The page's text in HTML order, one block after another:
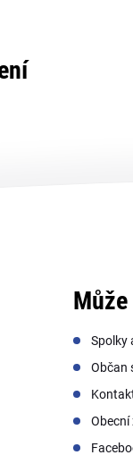
Spolky
Občan